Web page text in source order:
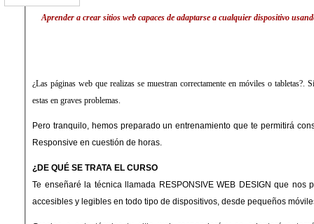
Aprender a crear sitios web capaces de adaptarse a cualquier dispositivo
¿Las páginas web que realizas se muestran correctamente en móviles o tabletas?.
estas en graves problemas.
Pero tranquilo, hemos preparado un entrenamiento que te permitirá
Responsive en cuestión de horas.
¿DE QUÉ SE TRATA EL CURSO
Te enseñaré la técnica llamada RESPONSIVE WEB DESIGN que nos permite
accesibles y legibles en todo tipo de dispositivos, desde pequeños